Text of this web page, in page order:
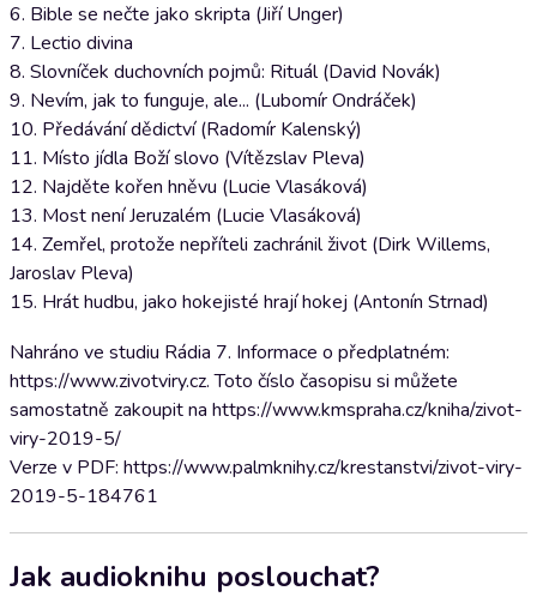
6. Bible se nečte jako skripta (Jiří Unger)
7. Lectio divina
8. Slovníček duchovních pojmů: Rituál (David Novák)
9. Nevím, jak to funguje, ale... (Lubomír Ondráček)
10. Předávání dědictví (Radomír Kalenský)
11. Místo jídla Boží slovo (Vítězslav Pleva)
12. Najděte kořen hněvu (Lucie Vlasáková)
13. Most není Jeruzalém (Lucie Vlasáková)
14. Zemřel, protože nepříteli zachránil život (Dirk Willems,
Jaroslav Pleva)
15. Hrát hudbu, jako hokejisté hrají hokej (Antonín Strnad)
Nahráno ve studiu Rádia 7. Informace o předplatném:
https://www.zivotviry.cz. Toto číslo časopisu si můžete
samostatně zakoupit na https://www.kmspraha.cz/kniha/zivot-
viry-2019-5/
Verze v PDF: https://www.palmknihy.cz/krestanstvi/zivot-viry-
2019-5-184761
Jak audioknihu poslouchat?